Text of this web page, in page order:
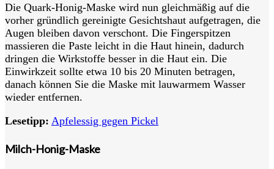
Die Quark-Honig-Maske wird nun gleichmäßig auf die
vorher gründlich gereinigte Gesichtshaut aufgetragen, die
Augen bleiben davon verschont. Die Fingerspitzen
massieren die Paste leicht in die Haut hinein, dadurch
dringen die Wirkstoffe besser in die Haut ein. Die
Einwirkzeit sollte etwa 10 bis 20 Minuten betragen,
danach können Sie die Maske mit lauwarmem Wasser
wieder entfernen.
Lesetipp: Apfelessig gegen Pickel
Milch-Honig-Maske